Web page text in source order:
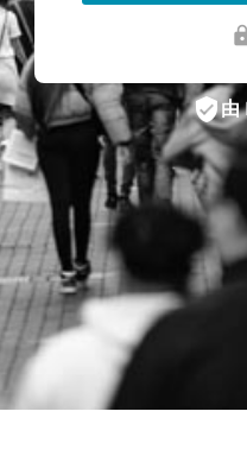
verified_user由